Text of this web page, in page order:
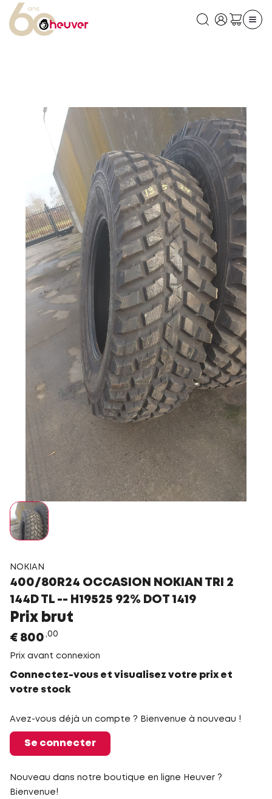
NOKIAN
400/80R24 OCCASION NOKIAN TRI 2
144D TL -- H19525 92% DOT 1419
Prix brut
€ 800 00
Prix avant connexion
Connectez-vous et visualisez votre prix et
votre stock
Avez-vous déjà un compte ? Bienvenue à nouveau !
Se connecter
Nouveau dans notre boutique en ligne Heuver ?
Bienvenue!